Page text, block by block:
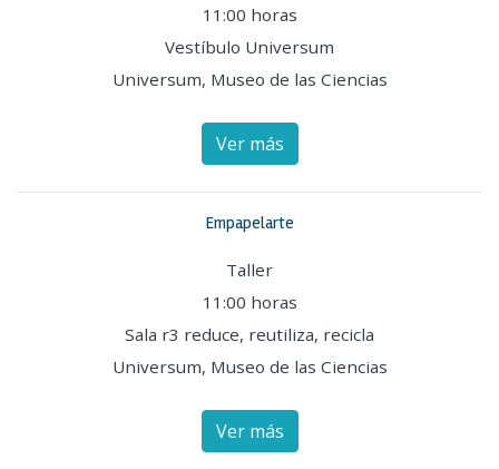
11:00 horas
Vestíbulo Universum
Universum, Museo de las Ciencias
Ver más
Empapelarte
Taller
11:00 horas
Sala r3 reduce, reutiliza, recicla
Universum, Museo de las Ciencias
Ver más